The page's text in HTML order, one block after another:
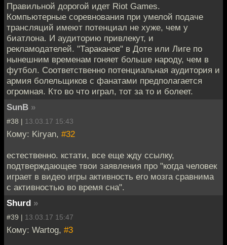
Правильной дорогой идет Riot Games.
Компьютерные соревнования при умелой подаче
трансляций имеют потенциал не хуже, чем у
биатлона. И аудиторию привлекут, и
рекламодателей. "Тараканов" в Доте или Лиге по
нынешним временам гоняет больше народу, чем в
футбол. Соответственно потенциальная аудитория и
армия болельщиков с фанатами предполагается
огромная. Кто во что играл, тот за то и болеет.
SunB »
#38 | 13.03.17 15:43
Кому: Kiryan, #32
естественно. кстати, все еще жду ссылку,
подтверждающее твои заявления про "когда человек
играет в видео игры активность его мозга сравнима
с активностью во время сна".
Shurd »
#39 | 13.03.17 15:47
Кому: Wartog, #3